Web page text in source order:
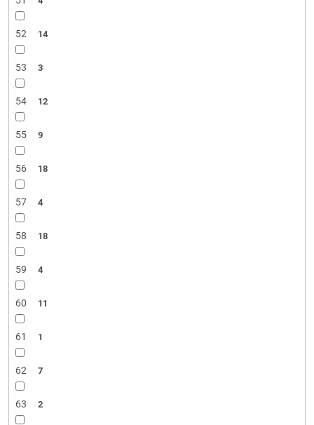
52 14
53 3
54 12
55 9
56 18
57 4
58 18
59 4
60 11
61 1
62 7
63 2